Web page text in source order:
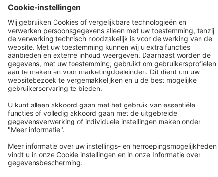
Dräger klantenservice
Over Dräger
Bestellen in onze webshop
Community